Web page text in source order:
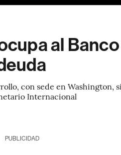
al
con sede en Washington,
Internacional
PUBLICIDAD